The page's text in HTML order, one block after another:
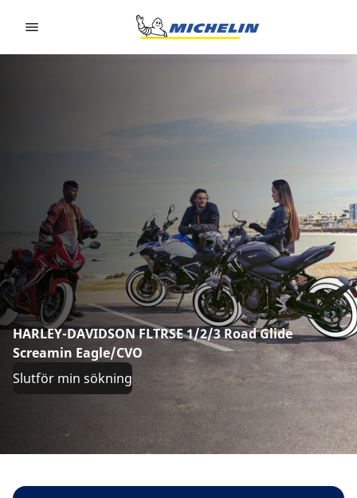
HARLEY-DAVIDSON FLTRSE 1/2/3 Road Glide
Screamin Eagle/CVO
Slutför min sökning